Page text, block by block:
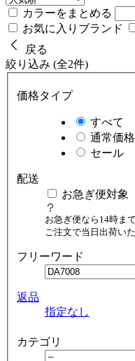
カラーをまとめる
お気に入りブランド
戻る
絞り込み (全2件)
価格タイプ
すべて
通常価格
セール
配送
お急ぎ便対象
お急ぎ便なら14時ま
ご注文で当日出荷いた
フリーワード
返品
指定なし
カテゴリ